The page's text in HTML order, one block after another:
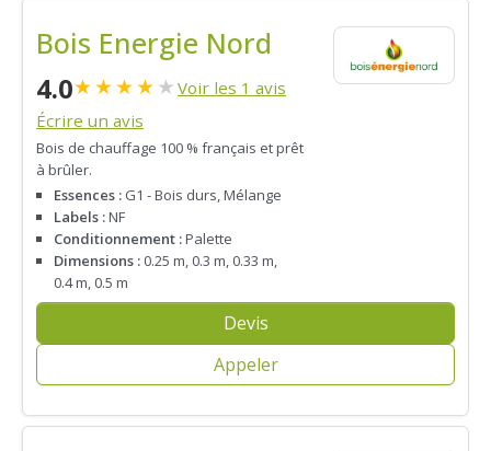
Bois Energie Nord
4.0★★★★★ Voir les 1 avis
Écrire un avis
Bois de chauffage 100 % français et prêt
à brûler.
Essences : G1 - Bois durs, Mélange
Labels :NF
Conditionnement :Palette
Dimensions : 0.25 m, 0.3 m, 0.33 m,
0.4 m, 0.5 m
Devis
Appeler